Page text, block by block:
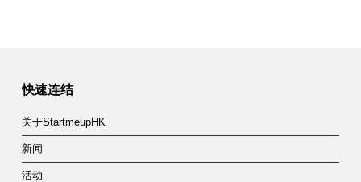
快速连结
关于StartmeupHK
新闻
活动